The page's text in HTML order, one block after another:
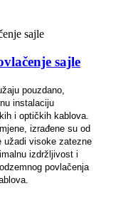
sajle
pouzdano,
instalaciju
i optičkih kablova.
izrađene su od
užadi visoke zatezne
izdržljivost i
povlačenja